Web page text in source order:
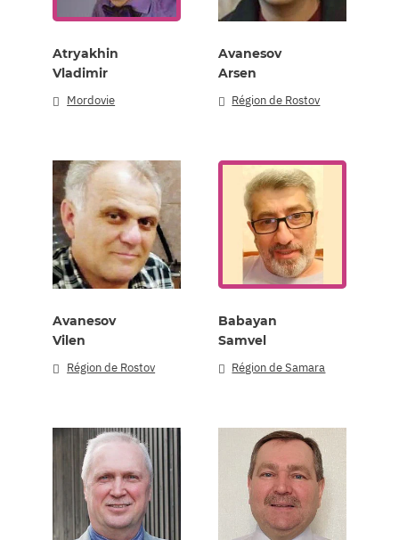
Atrуakhin
Vladimir
Mordovie
Avanesov
Arsen
Région de Rostov
Avanesov
Vilen
Région de Rostov
Babayan
Samvel
Région de Samara